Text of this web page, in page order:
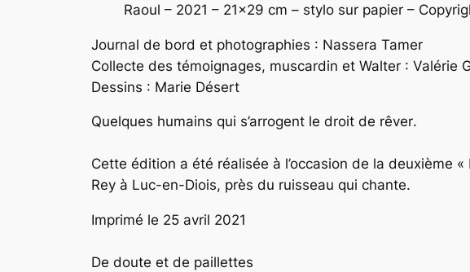
Raoul – 2021 – 21×29 cm – stylo sur papier –
Journal de bord et photographies : Nassera Tamer
Collecte des témoignages, muscardin et Walter : Valérie
Dessins : Marie Désert
Quelques humains qui s’arrogent le droit de rêver.
Cette édition a été réalisée à l’occasion de la deuxième
Rey à Luc-en-Diois, près du ruisseau qui chante.
Imprimé le 25 avril 2021
De doute et de paillettes